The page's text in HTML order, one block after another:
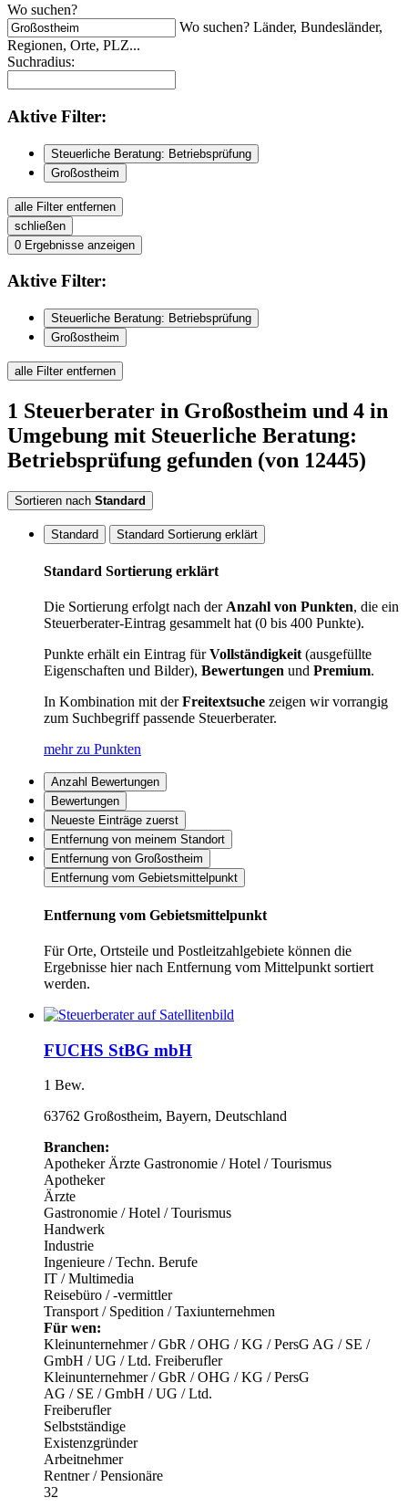
Wo suchen?
Wo suchen? Länder, Bundesländer,
Regionen, Orte, PLZ...
Suchradius:
Aktive Filter:
Steuerliche Beratung: Betriebsprüfung
Großostheim
alle Filter entfernen
schließen
0 Ergebnisse anzeigen
Aktive Filter:
Steuerliche Beratung: Betriebsprüfung
Großostheim
alle Filter entfernen
1 Steuerberater in Großostheim und 4 in
Umgebung mit Steuerliche Beratung:
Betriebsprüfung gefunden (von 12445)
Sortieren nach Standard
Standard Standard Sortierung erklärt
Standard Sortierung erklärt
Die Sortierung erfolgt nach derAnzahl von Punkten, die ein
Steuerberater-Eintrag gesammelt hat (0 bis 400 Punkte).
Punkte erhält ein Eintrag fürVollständigkeit(ausgefüllte
Eigenschaften und Bilder), Bewertungen und Premium.
In Kombination mit derFreitextsuche zeigen wir vorrangig
zum Suchbegriff passende Steuerberater.
mehr zu Punkten
Anzahl Bewertungen
Bewertungen
Neueste Einträge zuerst
Entfernung von meinem Standort
Entfernung von Großostheim
Entfernung vom Gebietsmittelpunkt
Entfernung vom Gebietsmittelpunkt
Für Orte, Ortsteile und Postleitzahlgebiete können die
Ergebnisse hier nach Entfernung vom Mittelpunkt sortiert
werden.
FUCHS StBG mbH
1 Bew.
63762 Großostheim, Bayern, Deutschland
Branchen:
ApothekerÄrzte Gastronomie / Hotel / Tourismus
Apotheker
Ärzte
Gastronomie / Hotel / Tourismus
Handwerk
Industrie
Ingenieure / Techn. Berufe
IT / Multimedia
Reisebüro / -vermittler
Transport / Spedition / Taxiunternehmen
Für wen:
Kleinunternehmer / GbR / OHG / KG / PersG AG / SE /
GmbH / UG / Ltd. Freiberufler
Kleinunternehmer / GbR / OHG / KG / PersG
AG / SE / GmbH / UG / Ltd.
Freiberufler
Selbstständige
Existenzgründer
Arbeitnehmer
Rentner / Pensionäre
32